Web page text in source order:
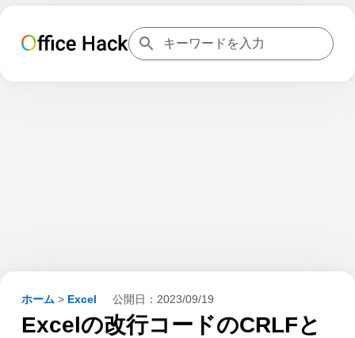
ホーム > Excel 公開日： 2023/09/19
Excelの改行コードのCRLFと